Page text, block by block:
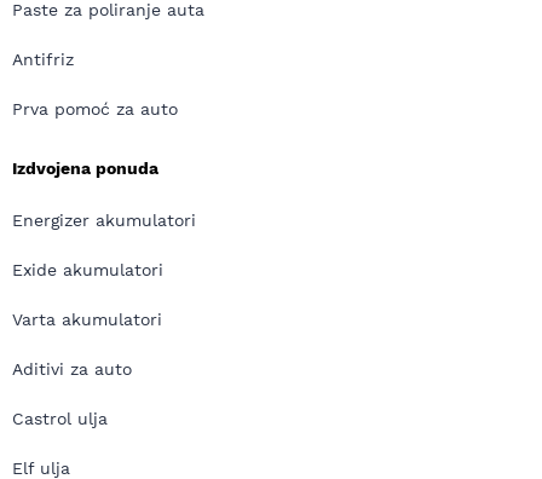
Paste za poliranje auta
Antifriz
Prva pomoć za auto
Izdvojena ponuda
Energizer akumulatori
Exide akumulatori
Varta akumulatori
Aditivi za auto
Castrol ulja
Elf ulja